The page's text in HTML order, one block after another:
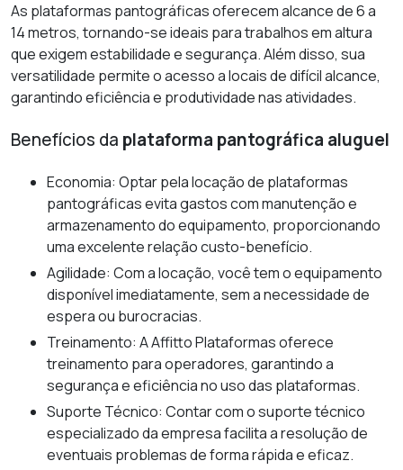
As plataformas pantográficas oferecem alcance de 6 a
14 metros, tornando-se ideais para trabalhos em altura
que exigem estabilidade e segurança. Além disso, sua
versatilidade permite o acesso a locais de difícil alcance,
garantindo eficiência e produtividade nas atividades.
Benefícios da plataforma pantográfica aluguel
Economia: Optar pela locação de plataformas
pantográficas evita gastos com manutenção e
armazenamento do equipamento, proporcionando
uma excelente relação custo-benefício.
Agilidade: Com a locação, você tem o equipamento
disponível imediatamente, sem a necessidade de
espera ou burocracias.
Treinamento: A Affitto Plataformas oferece
treinamento para operadores, garantindo a
segurança e eficiência no uso das plataformas.
Suporte Técnico: Contar com o suporte técnico
especializado da empresa facilita a resolução de
eventuais problemas de forma rápida e eficaz.